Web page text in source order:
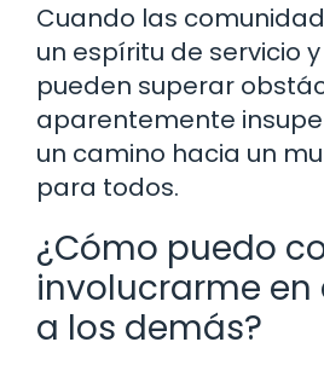
Cuando las
un espíritu de servicio
pueden superar
aparentemente
un camino hacia un
para todos.
¿Cómo puedo
involucrarme en
a los demás?